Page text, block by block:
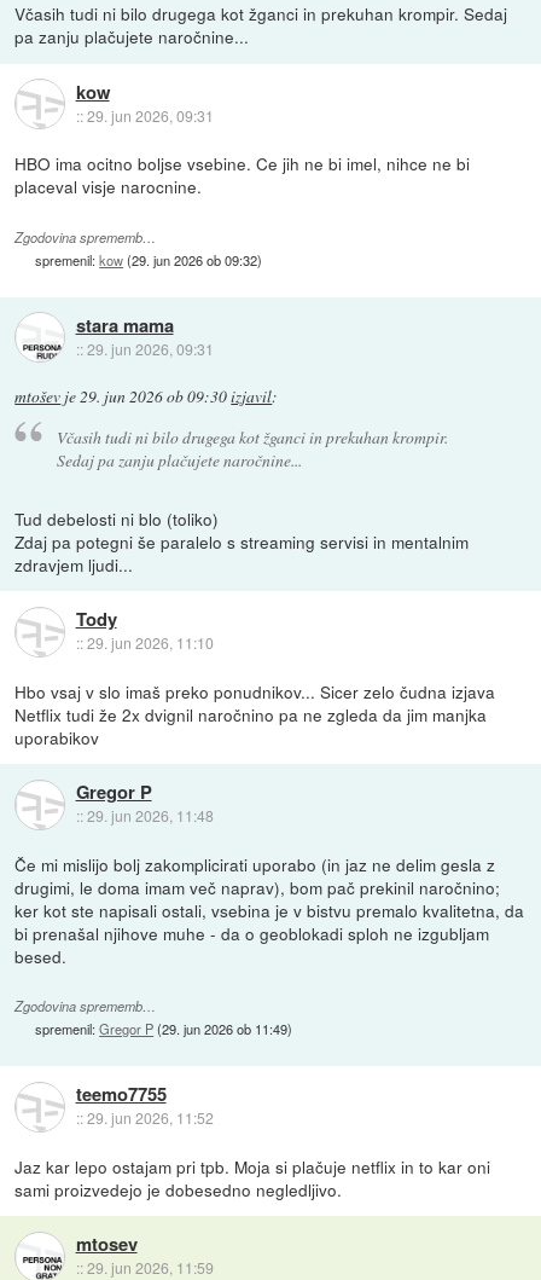
Včasih tudi ni bilo drugega kot žganci in prekuhan krompir. Sedaj
pa zanju plačujete naročnine...
kow
::29. jun 2026, 09:31
HBO ima ocitno boljse vsebine. Ce jih ne bi imel, nihce ne bi
placeval visje narocnine.
Zgodovina sprememb…
spremenil:kow(29. jun 2026 ob 09:32)
stara mama
::29. jun 2026, 09:31
mtošev je29. jun 2026 ob 09:30izjavil:
Včasih tudi ni bilo drugega kot žganci in prekuhan krompir.
Sedaj pa zanju plačujete naročnine...
Tud debelosti ni blo (toliko)
Zdaj pa potegni še paralelo s streaming servisi in mentalnim
zdravjem ljudi...
Tody
::29. jun 2026, 11:10
Hbo vsaj v slo imaš preko ponudnikov... Sicer zelo čudna izjava
Netflix tudi že 2x dvignil naročnino pa ne zgleda da jim manjka
uporabikov
Gregor P
::29. jun 2026, 11:48
Če mi mislijo bolj zakomplicirati uporabo (in jaz ne delim gesla z
drugimi, le doma imam več naprav), bom pač prekinil naročnino;
ker kot ste napisali ostali, vsebina je v bistvu premalo kvalitetna, da
bi prenašal njihove muhe - da o geoblokadi sploh ne izgubljam
besed.
Zgodovina sprememb…
spremenil:Gregor P(29. jun 2026 ob 11:49)
teemo7755
::29. jun 2026, 11:52
Jaz kar lepo ostajam pri tpb. Moja si plačuje netflix in to kar oni
sami proizvedejo je dobesedno negledljivo.
mtosev
::29. jun 2026, 11:59